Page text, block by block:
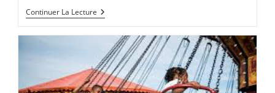
Continuer La Lecture Visite
Guidée
Jegado »
30
Avril